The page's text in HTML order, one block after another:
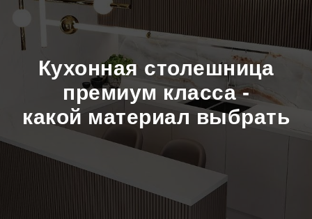
Кухонная столешница
премиум класса -
какой материал выбрать